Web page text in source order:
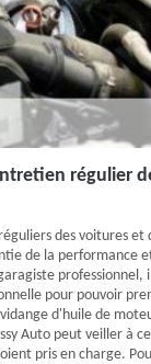
régulier
des voitures et
de la performance
professionnel,
pour pouvoir
d'huile de
Auto peut veiller à
pris en charge.